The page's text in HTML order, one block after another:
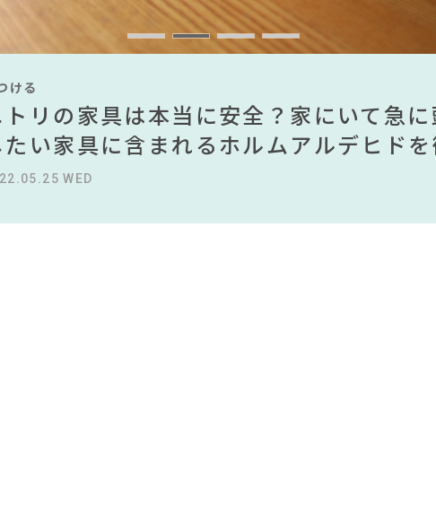
ける
印で有名デザイナーのアイテムが手に
デザイナーがデザインしたインテリア
MON
ける
家具は引っ越し業者を悩ませる？引
理由を徹底解説！！
WED
ける
トリの家具は本当に安全？家にいて急
たい家具に含まれるホルムアルデヒド
WED
ける
部屋をおしゃれにしたい人必見】今話
定番スタイルまで紹介！おすすめインテ
SAT
ける
印で有名デザイナーのアイテムが手に
デザイナーがデザインしたインテリア
MON
ける
家具は引っ越し業者を悩ませる？引
理由を徹底解説！！
WED